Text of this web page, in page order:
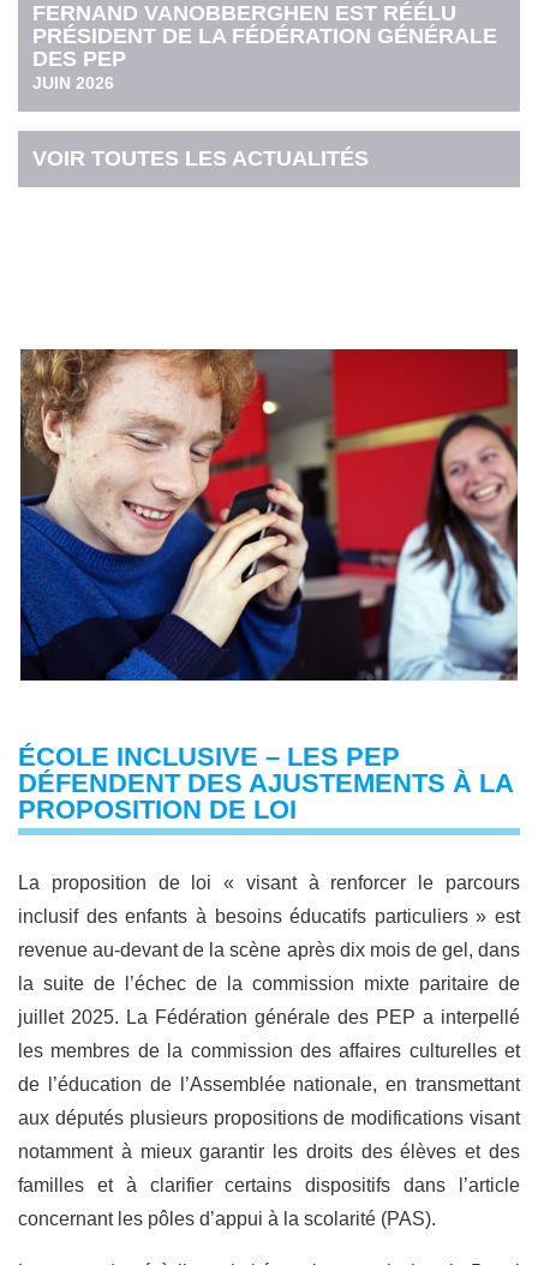
FERNAND VANOBBERGHEN EST RÉÉLU
PRÉSIDENT DE LA FÉDÉRATION GÉNÉRALE
DES PEP
JUIN 2026
VOIR TOUTES LES ACTUALITÉS
ÉCOLE INCLUSIVE – LES PEP
DÉFENDENT DES AJUSTEMENTS À LA
PROPOSITION DE LOI
La proposition de loi « visant à renforcer le parcours
inclusif des enfants à besoins éducatifs particuliers » est
revenue au-devant de la scène après dix mois de gel, dans
la suite de l’échec de la commission mixte paritaire de
juillet 2025. La Fédération générale des PEP a interpellé
les membres de la commission des affaires culturelles et
de l’éducation de l’Assemblée nationale, en transmettant
aux députés plusieurs propositions de modifications visant
notamment à mieux garantir les droits des élèves et des
familles et à clarifier certains dispositifs dans l’article
concernant les pôles d’appui à la scolarité (PAS).